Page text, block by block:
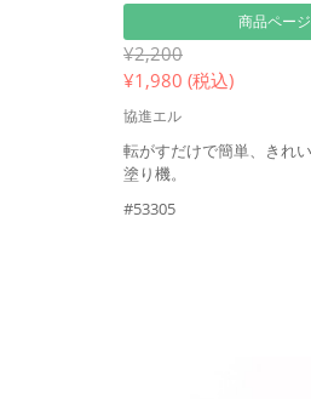
商品ペー
¥2,200
¥1,980 (税込)
協進エル
転がすだけで簡単、きれ
塗り機。
#53305